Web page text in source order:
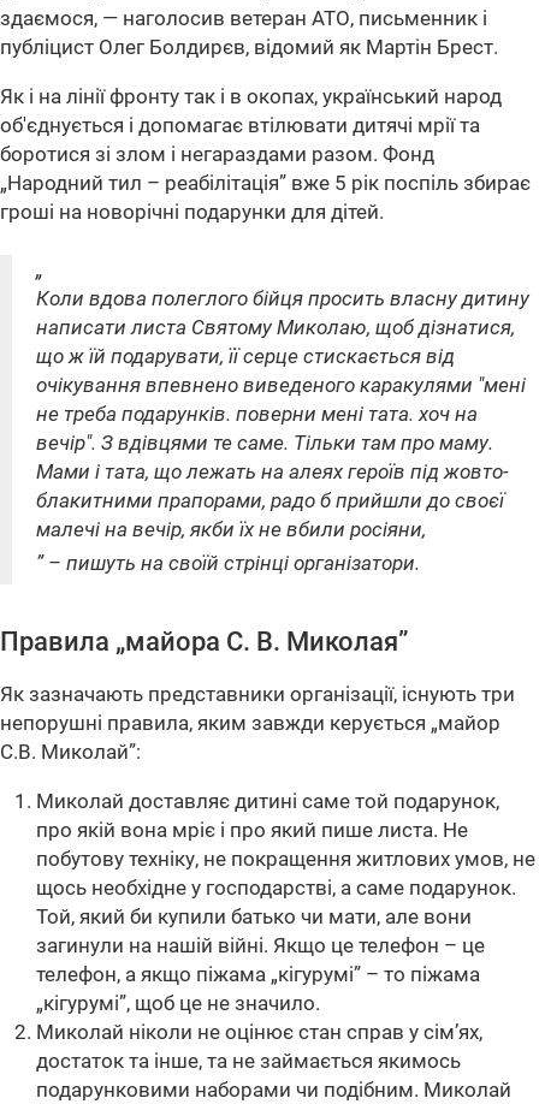
здаємося, — наголосив ветеран АТО, письменник і
публіцист Олег Болдирєв, відомий як Мартін Брест.
Як і на лінії фронту так і в окопах, український народ
об'єднується і допомагає втілювати дитячі мрії та
боротися зі злом і негараздами разом. Фонд
„Народний тил – реабілітація” вже 5 рік поспіль збирає
гроші на новорічні подарунки для дітей.
„
Коли вдова полеглого бійця просить власну дитину
написати листа Святому Миколаю, щоб дізнатися,
що ж їй подарувати, її серце стискається від
очікування впевнено виведеного каракулями "мені
не треба подарунків. поверни мені тата. хоч на
вечір". З вдівцями те саме. Тільки там про маму.
Мами і тата, що лежать на алеях героїв під жовто-
блакитними прапорами, радо б прийшли до своєї
малечі на вечір, якби їх не вбили росіяни,
” – пишуть на своїй стрінці організатори.
Правила „майора С. В. Миколая”
Як зазначають представники організації, існують три
непорушні правила, яким завжди керується „майор
С.В. Миколай”:
Миколай доставляє дитині саме той подарунок,
про якій вона мріє і про який пише листа. Не
побутову техніку, не покращення житлових умов, не
щось необхідне у господарстві, а саме подарунок.
Той, який би купили батько чи мати, але вони
загинули на нашій війні. Якщо це телефон – це
телефон, а якщо піжама „кігурумі” – то піжама
„кігурумі”, щоб це не значило.
Миколай ніколи не оцінює стан справ у сім’ях,
достаток та інше, та не займається якимось
подарунковими наборами чи подібним. Миколай